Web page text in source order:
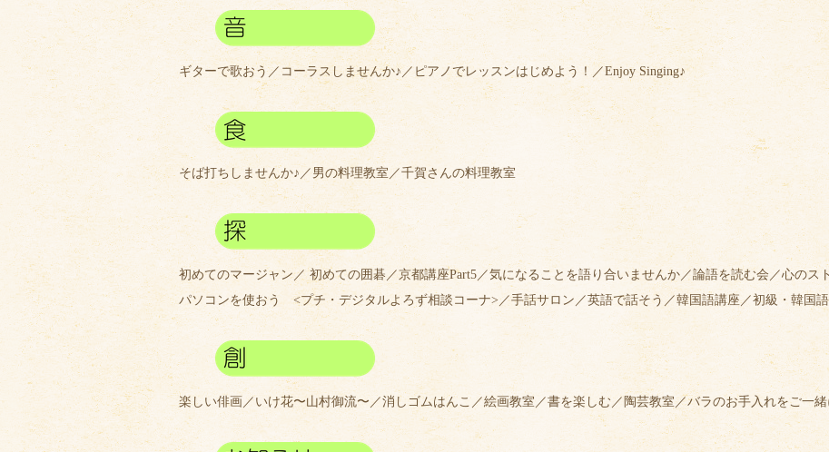
ギターで歌おう／コーラスしませんか♪／ピアノでレッスンはじめよう！／Enjoy Singing♪
そば打ちしませんか♪／男の料理教室／千賀さんの料理教室
初めてのマージャン／ 初めての囲碁／京都講座Part5／気になることを語り合いませんか／論語を読む会／心のス
パソコンを使おう <プチ・デジタルよろず相談コーナ>／手話サロン／英語で話そう／韓国語講座／初級・韓国
楽しい俳画／いけ花〜山村御流〜／消しゴムはんこ／絵画教室／書を楽しむ／陶芸教室／バラのお手入れをご一